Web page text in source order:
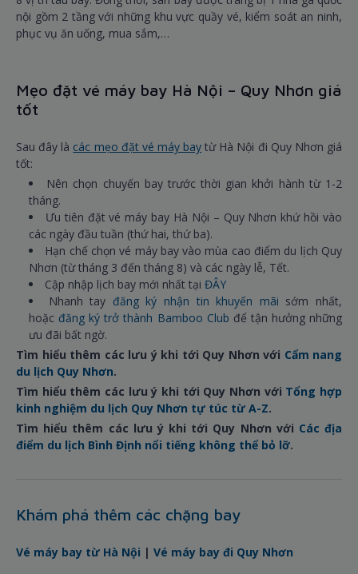
nội gồm 2 tầng với những khu vực quầy vé, kiểm soát an ninh,
phục vụ ăn uống, mua sắm,…
Mẹo đặt vé máy bay Hà Nội – Quy Nhơn giá
tốt
Sau đây là các mẹo đặt vé máy bay từ Hà Nội đi Quy Nhơn giá
tốt:
Nên chọn chuyến bay trước thời gian khởi hành từ 1-2
tháng.
Ưu tiên đặt vé máy bay Hà Nội – Quy Nhơn khứ hồi vào
các ngày đầu tuần (thứ hai, thứ ba).
Hạn chế chọn vé máy bay vào mùa cao điểm du lịch Quy
Nhơn (từ tháng 3 đến tháng 8) và các ngày lễ, Tết.
Cập nhập lịch bay mới nhất tại ĐÂY
Nhanh tay đăng ký nhận tin khuyến mãi sớm nhất,
hoặc đăng ký trở thành Bamboo Club để tận hưởng những
ưu đãi bất ngờ.
Tìm hiểu thêm các lưu ý khi tới Quy Nhơn với Cẩm nang
du lịch Quy Nhơn.
Tìm hiểu thêm các lưu ý khi tới Quy Nhơn với Tổng hợp
kinh nghiệm du lịch Quy Nhơn tự túc từ A-Z.
Tìm hiểu thêm các lưu ý khi tới Quy Nhơn với Các địa
điểm du lịch Bình Định nổi tiếng không thể bỏ lỡ.
Khám phá thêm các chặng bay
Vé máy bay từ Hà Nội | Vé máy bay đi Quy Nhơn